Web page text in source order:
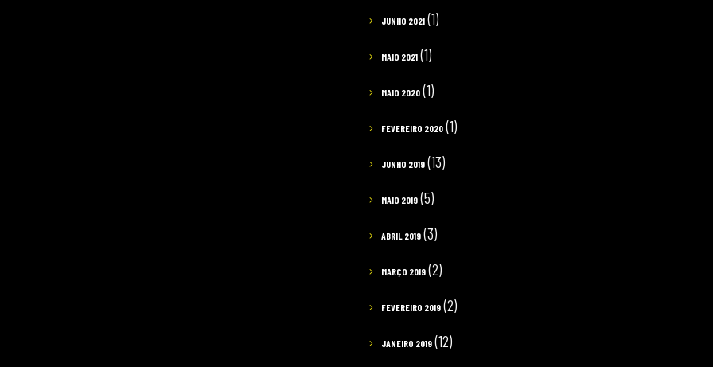
JUNHO 2021 (1)
MAIO 2021 (1)
MAIO 2020 (1)
FEVEREIRO 2020 (1)
JUNHO 2019 (13)
MAIO 2019 (5)
ABRIL 2019 (3)
MARÇO 2019 (2)
FEVEREIRO 2019 (2)
JANEIRO 2019 (12)